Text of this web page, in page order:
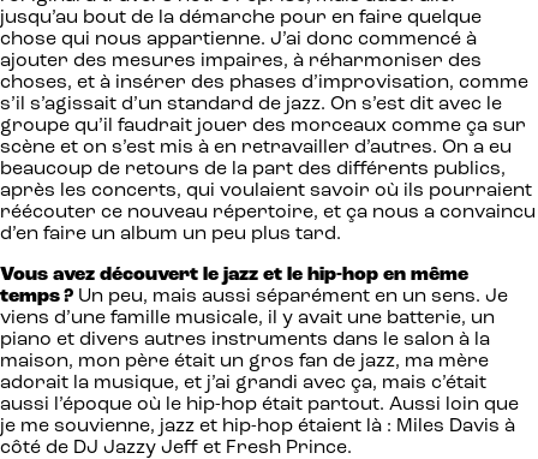
jusqu’au bout de la démarche pour en faire quelque
chose qui nous appartienne. J’ai donc commencé à
ajouter des mesures impaires, à réharmoniser des
choses, et à insérer des phases d’improvisation, comme
s’il s’agissait d’un standard de jazz. On s’est dit avec le
groupe qu’il faudrait jouer des morceaux comme ça sur
scène et on s’est mis à en retravailler d’autres. On a eu
beaucoup de retours de la part des différents publics,
après les concerts, qui voulaient savoir où ils pourraient
réécouter ce nouveau répertoire, et ça nous a convaincu
d’en faire un album un peu plus tard.
Vous avez découvert le jazz et le hip-hop en même
temps ? Un peu, mais aussi séparément en un sens. Je
viens d’une famille musicale, il y avait une batterie, un
piano et divers autres instruments dans le salon à la
maison, mon père était un gros fan de jazz, ma mère
adorait la musique, et j’ai grandi avec ça, mais c’était
aussi l’époque où le hip-hop était partout. Aussi loin que
je me souvienne, jazz et hip-hop étaient là : Miles Davis à
côté de DJ Jazzy Jeff et Fresh Prince.